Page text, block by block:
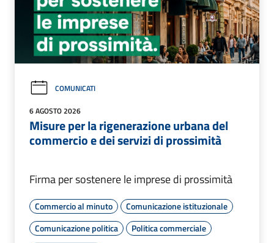
COMUNICATI
6 AGOSTO 2026
Misure per la rigenerazione urbana del
commercio e dei servizi di prossimità
Firma per sostenere le imprese di prossimità
Commercio al minuto
Comunicazione istituzionale
Comunicazione politica
Politica commerciale